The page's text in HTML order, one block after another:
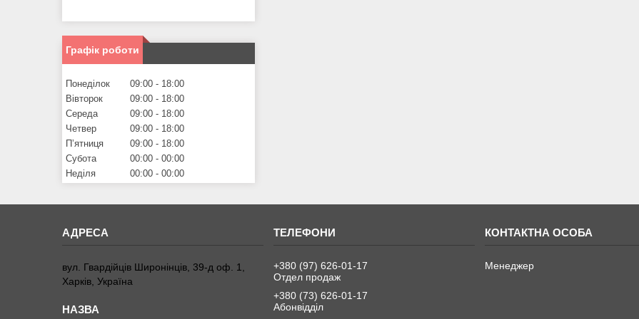
Графік роботи
Понеділок 09:00
18:00
Вівторок
09:00
18:00
Середа
09:00
18:00
Четвер
09:00
18:00
Пʼятниця
09:00
18:00
Субота
00:00
00:00
Неділя
00:00 00:00
вул. Гвардійців Широнінців, 39-д оф. 1,
Харків, Україна
+380 (97) 626-01-17
Отдел продаж
+380 (73) 626-01-17
Абонвідділ
Менеджер